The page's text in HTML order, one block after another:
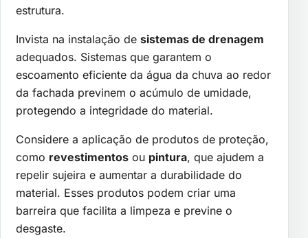
estrutura.
Invista na instalação de sistemas de drenagem
adequados. Sistemas que garantem o
escoamento eficiente da água da chuva ao redor
da fachada previnem o acúmulo de umidade,
protegendo a integridade do material.
Considere a aplicação de produtos de proteção,
como revestimentos ou pintura, que ajudem a
repelir sujeira e aumentar a durabilidade do
material. Esses produtos podem criar uma
barreira que facilita a limpeza e previne o
desgaste.